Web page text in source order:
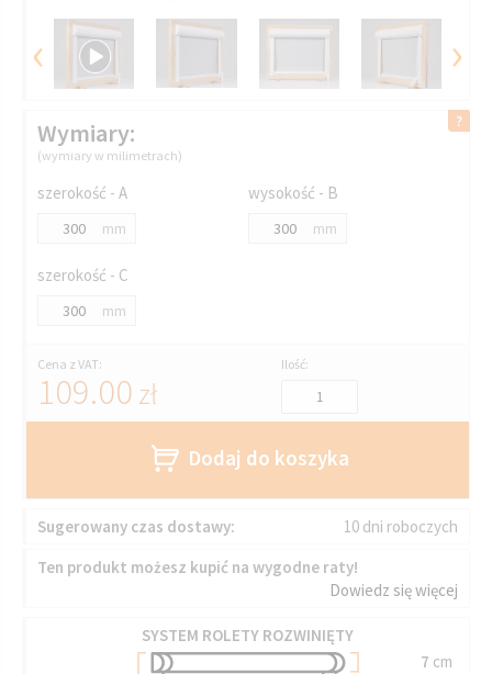
‹ ›
Wymiary:
(wymiary w milimetrach)
szerokość - A
mm
wysokość - B
mm
szerokość - C
mm
Cena z VAT:
109.00 zł
Ilość:
Dodaj do koszyka
Sugerowany czas dostawy:
10 dni roboczych
Ten produkt możesz kupić na wygodne raty!
Dowiedz się więcej
SYSTEM ROLETY ROZWINIĘTY
7 cm